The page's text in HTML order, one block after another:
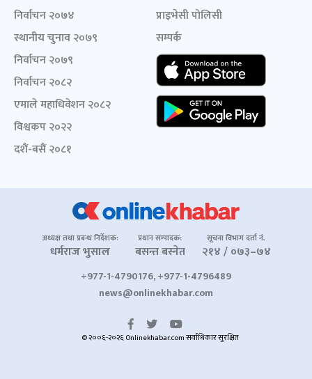
निर्वाचन २०७४
स्थानीय चुनाव २०७९
निर्वाचन २०७९
निर्वाचन २०८२
एमाले महाधिवेशन २०८२
विश्वकप २०२२
दशैं-बसैं २०८१
प्राइभेसी पोलिसी
सम्पर्क
अध्यक्ष तथा प्रबन्ध निर्देशक:
धर्मराज भुसाल
प्रधान सम्पादक:
बसन्त बस्नेत
सूचना विभाग दर्ता नं.
२१४ / ०७३–७४
+977-1-4790176, +977-1-4796489
news@onlinekhabar.com
© २००६-२०२६ Onlinekhabar.com सर्वाधिकार सुरक्षित